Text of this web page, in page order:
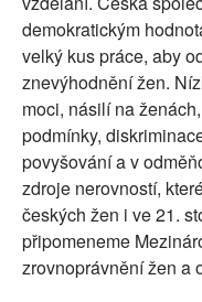
demokratickým
velký kus práce, aby
znevýhodnění žen.
moci, násilí na
podmínky,
povyšování a v
zdroje nerovností,
českých žen i ve 21.
připomeneme
zrovnoprávnění žen a